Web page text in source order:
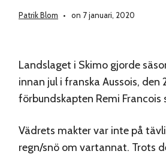
Patrik Blom on 7 januari, 2020
Landslaget i Skimo gjorde
innan jul i franska Aussois,
förbundskapten Remi
Vädrets makter var inte på
regn/snö om vartannat. Trots